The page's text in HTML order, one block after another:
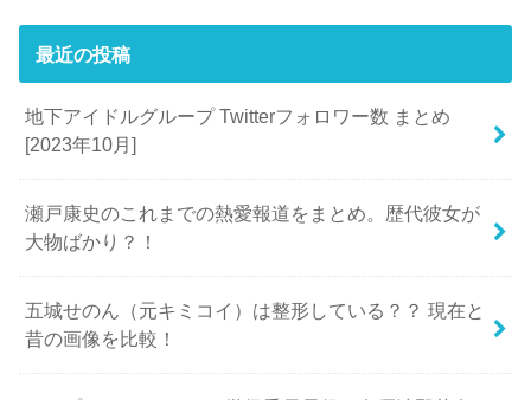
最近の投稿
地下アイドルグループ Twitterフォロワー数 まとめ
[2023年10月]
瀬戸康史のこれまでの熱愛報道をまとめ。歴代彼女が
大物ばかり？！
五城せのん（元キミコイ）は整形している？？ 現在と
昔の画像を比較！